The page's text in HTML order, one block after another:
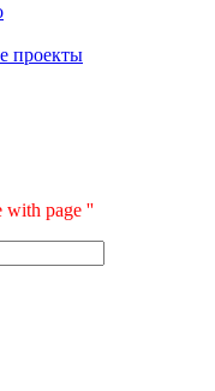
проекты
with page ''